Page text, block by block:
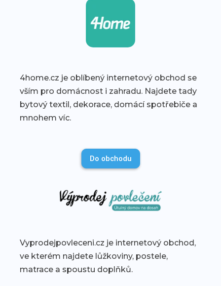
4home.cz je oblíbený internetový obchod se
vším pro domácnost i zahradu. Najdete tady
bytový textil, dekorace, domácí spotřebiče a
mnohem víc.
Do obchodu
Vyprodejpovleceni.cz je internetový obchod,
ve kterém najdete lůžkoviny, postele,
matrace a spoustu doplňků.